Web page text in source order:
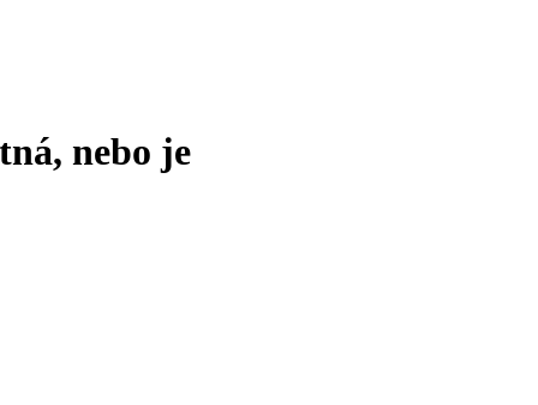
nebo je